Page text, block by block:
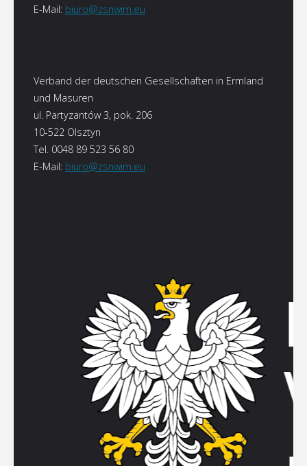
E-Mail: biuro@zsnwim.eu
Verband der deutschen Gesellschaften in Ermland
und Masuren
ul. Partyzantów 3, pok. 206
10-522 Olsztyn
Tel. 0048 89 523 56 80
E-Mail: biuro@zsnwim.eu